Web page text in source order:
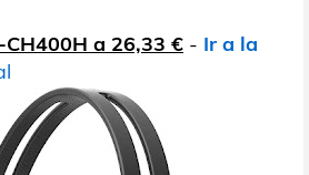
CH400H a 26,33 € - Ir a la